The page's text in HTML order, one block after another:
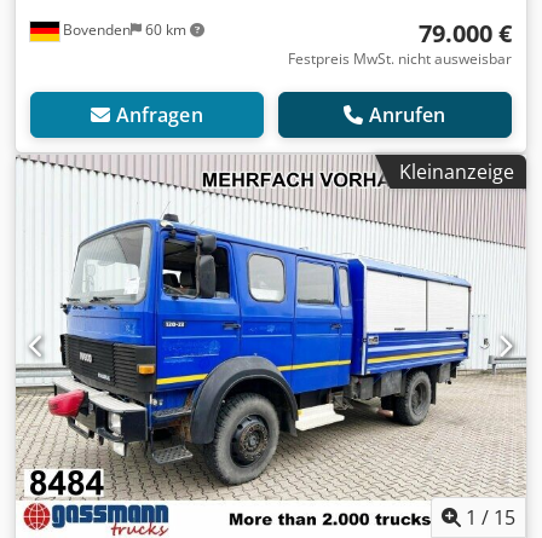
Bovenden 60 km 79.000 €
Festpreis MwSt. nicht ausweisbar
Anfragen Anrufen
Kleinanzeige
1 / 15